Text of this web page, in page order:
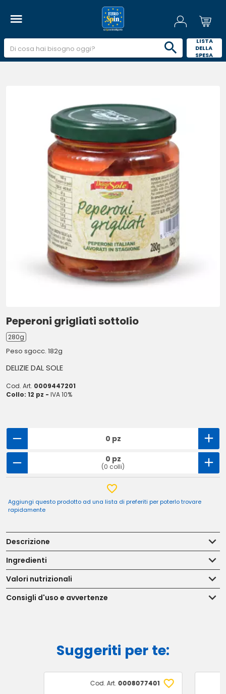
LISTA
DELLA
SPESA
Peperoni grigliati sottolio
280g
Peso sgocc. 182g
DELIZIE DAL SOLE
Cod. Art. 0009447201
Collo: 12 pz - IVA 10%
0 pz
0 pz
(0 colli)
Aggiungi questo prodotto ad una lista di preferiti per poterlo trovare
rapidamente
Descrizione
Ingredienti
Valori nutrizionali
Consigli d'uso e avvertenze
Suggeriti per te:
Cod. Art. 0008077401